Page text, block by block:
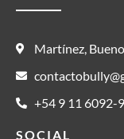
Martínez,
+54 9 11 6092-
SOCIAL